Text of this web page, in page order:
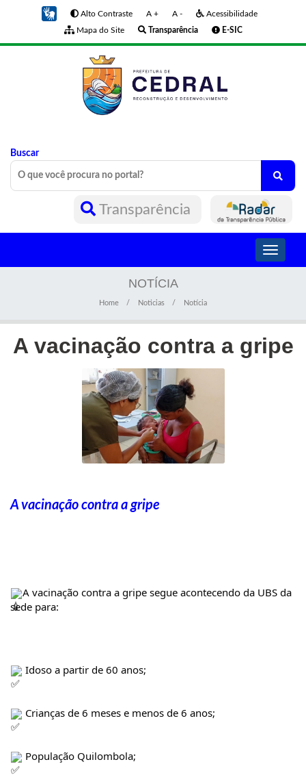
Alto Contraste A + A -
Acessibilidade
Mapa do Site
Transparência E-SIC
Buscar
Transparência
Toggle
NOTÍCIA
Home Noticias Notícia
A vacinação contra a gripe
A vacinação contra a gripe
A vacinação contra a gripe segue acontecendo da UBS da
sede para:
Idoso a partir de 60 anos;
Crianças de 6 meses e menos de 6 anos;
População Quilombola;